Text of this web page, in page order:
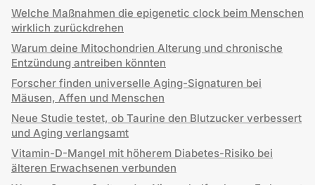
Welche Maßnahmen die epigenetic clock beim Menschen
wirklich zurückdrehen
Warum deine Mitochondrien Alterung und chronische
Entzündung antreiben könnten
Forscher finden universelle Aging-Signaturen bei
Mäusen, Affen und Menschen
Neue Studie testet, ob Taurine den Blutzucker verbessert
und Aging verlangsamt
Vitamin-D-Mangel mit höherem Diabetes-Risiko bei
älteren Erwachsenen verbunden